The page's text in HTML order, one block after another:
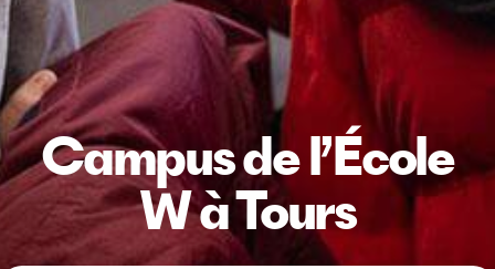
Campus de l’École
W à Tours